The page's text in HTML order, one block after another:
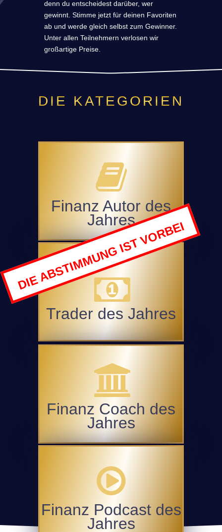
denn du entscheidest darüber, wer
gewinnt. Stimme jetzt für deinen Favoriten
ab und werde gleich selbst zum Gewinner.
Unter allen Teilnehmern verlosen wir
großartige Preise.
DIE KATEGORIEN
DIE ABSTIMMUNG IST VORBEI
Finanz Autor des
Jahres
Trader des Jahres
Finanz Coach des
Jahres
Finanz Podcast des
Jahres